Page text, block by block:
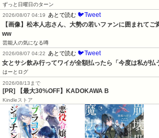
ずっと日曜日のターン
2026/08/07 04:19
あとで読む 🐦Tweet
【画像】松本人志さん、大勢の若いファンに囲まれて
ww
芸能人の気になる噂
2026/08/07 04:22
あとで読む 🐦Tweet
女とサシ飲み行ってワイが全額払ったら「今度は私が払
はーとログ
2026/08/13まで
[PR] 【最大30%OFF】KADOKAWA B
Kindleストア